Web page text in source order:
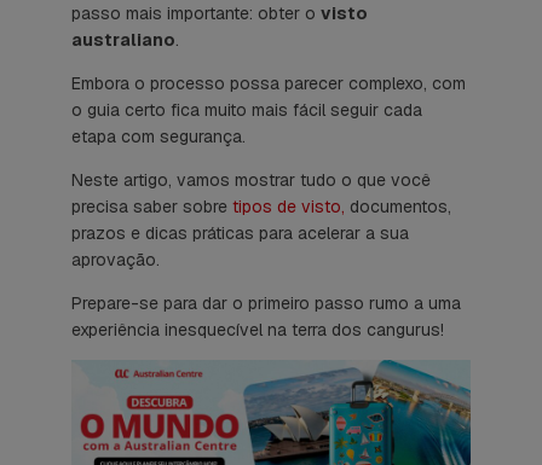
passo mais importante: obter o visto
australiano.
Embora o processo possa parecer complexo, com
o guia certo fica muito mais fácil seguir cada
etapa com segurança.
Neste artigo, vamos mostrar tudo o que você
precisa saber sobre tipos de visto, documentos,
prazos e dicas práticas para acelerar a sua
aprovação.
Prepare-se para dar o primeiro passo rumo a uma
experiência inesquecível na terra dos cangurus!